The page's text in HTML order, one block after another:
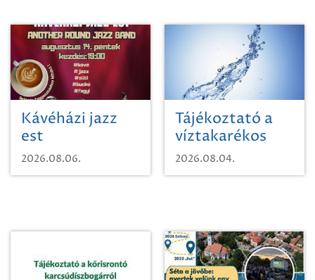
Kávéházi jazz
est
2026.08.06.
Tájékoztató a
víztakarékos
vízhasználatról
2026.08.04.